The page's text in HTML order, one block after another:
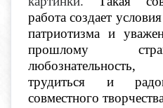
работа создает
патриотизма и
прошлому
трудиться и
совместного